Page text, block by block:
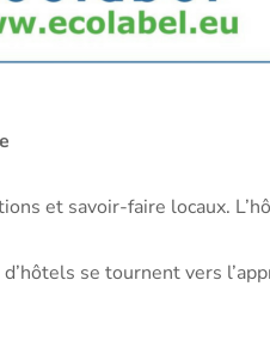
et savoir-faire locaux.
se tournent vers